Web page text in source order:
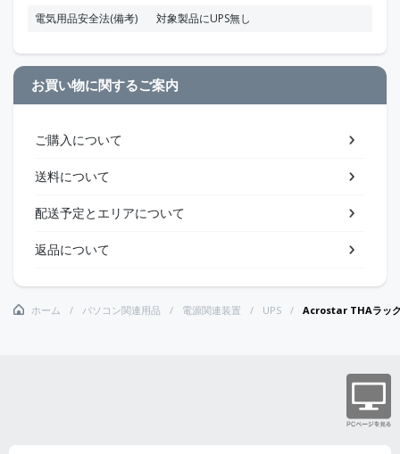
電気用品安全法(備考) 対象製品にUPS無し
お買い物に関するご案内
ご購入について
送料について
配送予定とエリアについて
返品について
ホーム パソコン関連用品 電源関連装置 UPS Acrostar THAラック